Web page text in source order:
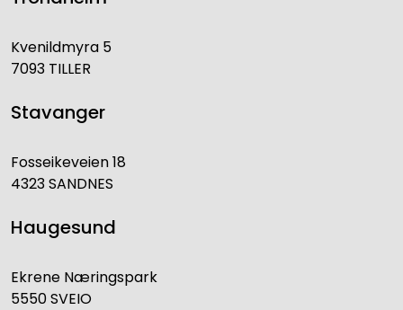
Kvenildmyra 5
7093 TILLER
Stavanger
Fosseikeveien 18
4323 SANDNES
Haugesund
Ekrene Næringspark
5550 SVEIO